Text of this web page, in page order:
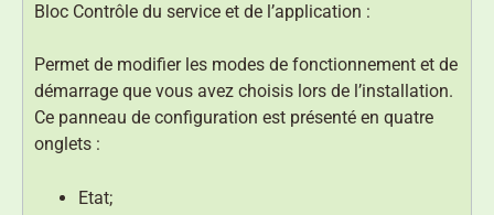
Bloc Contrôle du service et de l’application :
Permet de modifier les modes de fonctionnement et de
démarrage que vous avez choisis lors de l’installation.
Ce panneau de configuration est présenté en quatre
onglets :
Etat;